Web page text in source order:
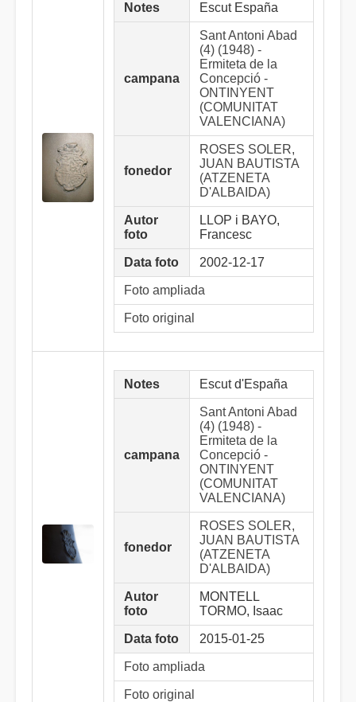
Notes Escut España
campana
Sant Antoni Abad
(4) (1948) -
Ermiteta de la
Concepció -
ONTINYENT
(COMUNITAT
VALENCIANA)
fonedor
ROSES SOLER,
JUAN BAUTISTA
(ATZENETA
D'ALBAIDA)
Autor
foto
LLOP i BAYO,
Francesc
Data foto 2002-12-17
Foto ampliada
Foto original
Notes Escut d'España
campana
Sant Antoni Abad
(4) (1948) -
Ermiteta de la
Concepció -
ONTINYENT
(COMUNITAT
VALENCIANA)
fonedor
ROSES SOLER,
JUAN BAUTISTA
(ATZENETA
D'ALBAIDA)
Autor
foto
MONTELL
TORMO, Isaac
Data foto 2015-01-25
Foto ampliada
Foto original